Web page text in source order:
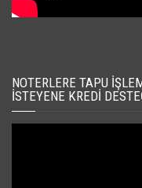
NOTERLERE TAPU
İSTEYENE KREDI